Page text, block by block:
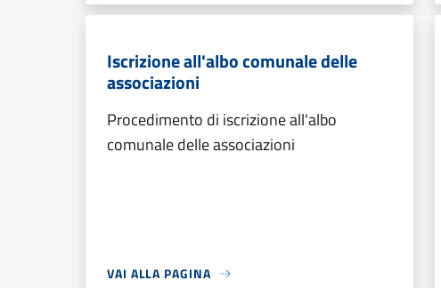
Iscrizione all'albo comunale delle
associazioni
Procedimento di iscrizione all'albo
comunale delle associazioni
VAI ALLA PAGINA